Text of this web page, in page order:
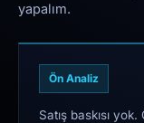
yapalım.
Ön Analiz
Satış baskısı